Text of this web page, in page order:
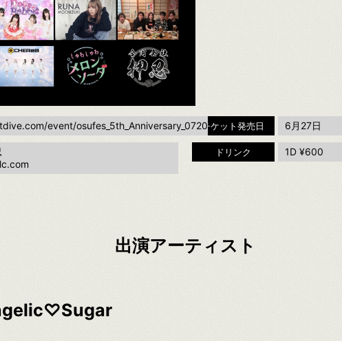
event/osufes_5th_Anniversary_0720チケット発売日 6月27日
ドリンク 1D ¥600
出演アーティスト